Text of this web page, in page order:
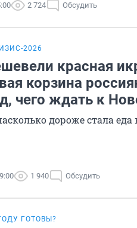
2 724 Обсудить
2026
красная
корзина
чего ждать к
дороже стала еда
1 940 Обсудить
ГОТОВЫ?